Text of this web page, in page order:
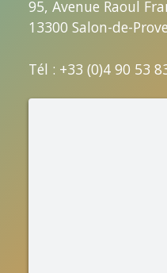
95, Avenue Raoul
13300 Salon-de-
Tél : +33 (0)4 90 53